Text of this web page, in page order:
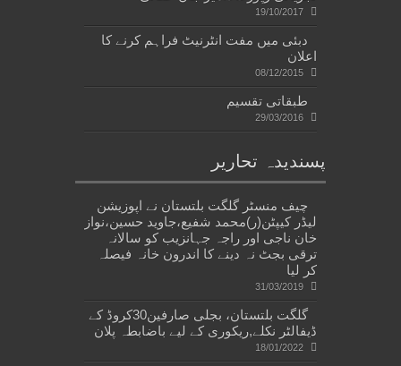
19/10/2017
دبئی میں مفت انٹرنیٹ فراہم کرنے کا
اعلان
08/12/2015
طبقاتی تقسیم
29/03/2016
پسندیدہ تحاریر
چیف منسٹر گلگت بلتستان نے اپوزیشن
لیڈر کیپٹن(ر)محمد شفیع،جاوید حسین،نواز
خان ناجی اور راجہ جہانزیب کو سالانہ
ترقی بجٹ نہ دینے کا اندرون خانہ فیصلہ
کر لیا
31/03/2019
گلگت بلتستان، بجلی صارفین30کروڈ کے
ڈیفالٹر نکلے,ریکوری کے لیے باضابطہ پلان
18/01/2022